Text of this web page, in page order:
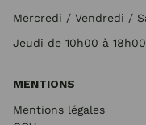
Mercredi / Vendredi /
Jeudi de 10h00 à 18h00
MENTIONS
Mentions légales